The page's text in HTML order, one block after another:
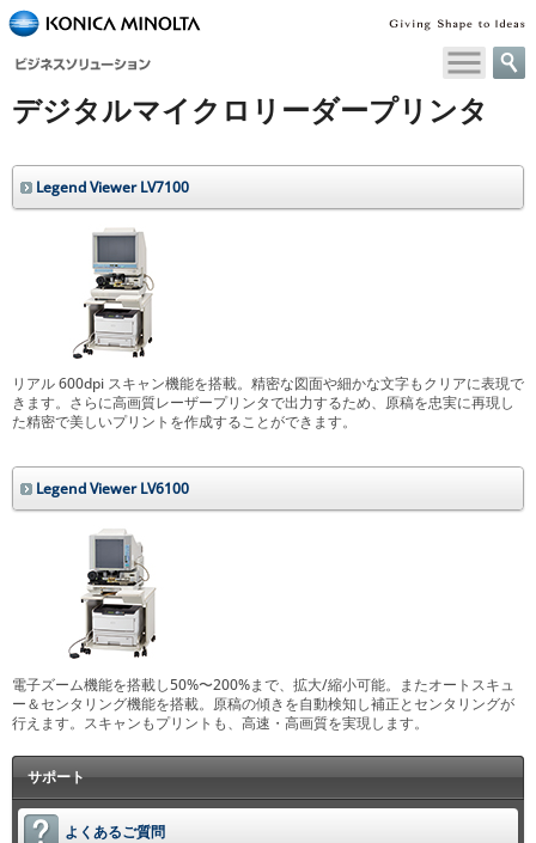
ペ
ー
内
移
の
文
へ
移
し
ま
デジタルマイクロリーダープリンタ
Legend Viewer LV7100
リアル 600dpi スキャン機能を搭載。精密な図面や細かな文字もクリアに表現で
きます。さらに高画質レーザープリンタで出力するため、原稿を忠実に再現し
た精密で美しいプリントを作成することができます。
Legend Viewer LV6100
電子ズーム機能を搭載し50%〜200%まで、拡大/縮小可能。またオートスキュ
ー＆センタリング機能を搭載。原稿の傾きを自動検知し補正とセンタリングが
行えます。スキャンもプリントも、高速・高画質を実現します。
サポート
よくあるご質問